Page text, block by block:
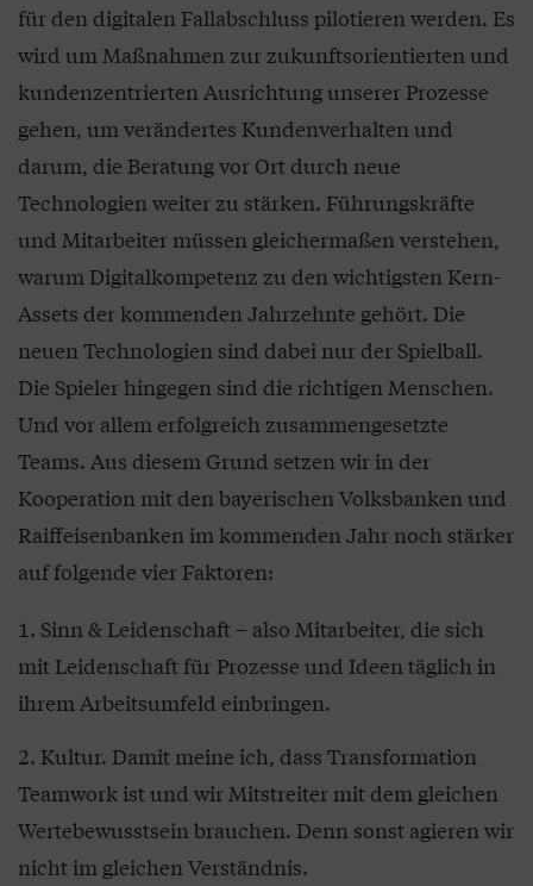
für den digitalen Fallabschluss pilotieren werden. Es
wird um Maßnahmen zur zukunftsorientierten und
kundenzentrierten Ausrichtung unserer Prozesse
gehen, um verändertes Kundenverhalten und
darum, die Beratung vor Ort durch neue
Technologien weiter zu stärken. Führungskräfte
und Mitarbeiter müssen gleichermaßen verstehen,
warum Digitalkompetenz zu den wichtigsten Kern-
Assets der kommenden Jahrzehnte gehört. Die
neuen Technologien sind dabei nur der Spielball.
Die Spieler hingegen sind die richtigen Menschen.
Und vor allem erfolgreich zusammengesetzte
Teams. Aus diesem Grund setzen wir in der
Kooperation mit den bayerischen Volksbanken und
Raiffeisenbanken im kommenden Jahr noch stärker
auf folgende vier Faktoren:
Sinn & Leidenschaft – also Mitarbeiter, die sich
mit Leidenschaft für Prozesse und Ideen täglich in
ihrem Arbeitsumfeld einbringen.
Kultur. Damit meine ich, dass Transformation
Teamwork ist und wir Mitstreiter mit dem gleichen
Wertebewusstsein brauchen. Denn sonst agieren wir
nicht im gleichen Verständnis.